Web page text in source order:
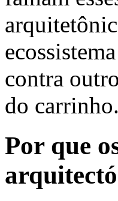
contra
do carrinho.
Por que